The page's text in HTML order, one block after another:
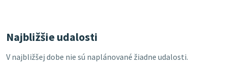
Najbližšie udalosti
V najbližšej dobe nie sú naplánované žiadne udalosti.